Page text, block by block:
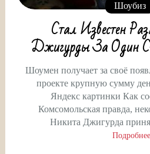
Шоубиз
Стал Известен
Джигурды За Один
Шоумен получает за своё
проекте крупную сумму
Яндекс картинки Как
Комсомольская правда,
Никита Джигурда
Подробнее